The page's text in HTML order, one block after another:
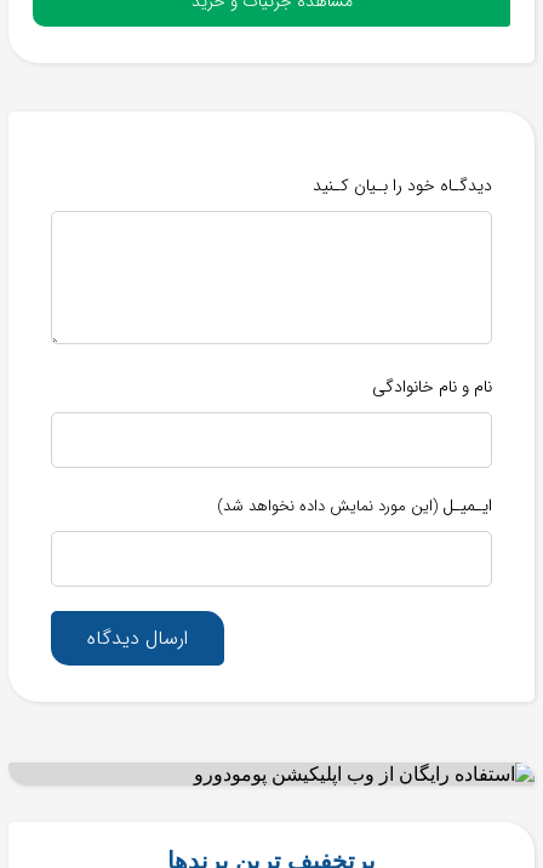
دیدگـاه خود را بـیان کـنید
نام و نام خانوادگی
ایـمیـل (این مورد نمایش داده نخواهد شد)
ارسال دیدگاه
پرتخفیف ترین برندها